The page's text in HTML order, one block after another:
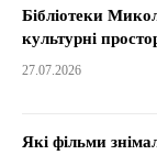
Бібліотеки
культурні
27.07.2026
Які фільми